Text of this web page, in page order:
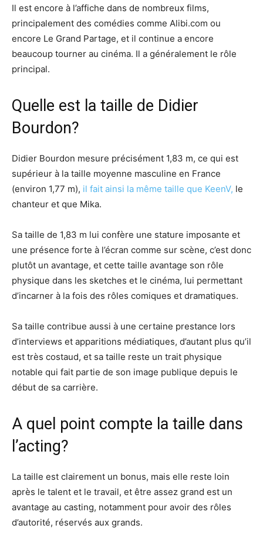
Il est encore à l’affiche dans de nombreux films,
principalement des comédies comme Alibi.com ou
encore Le Grand Partage, et il continue a encore
beaucoup tourner au cinéma. Il a généralement le rôle
principal.
Quelle est la taille de Didier
Bourdon?
Didier Bourdon mesure précisément 1,83 m, ce qui est
supérieur à la taille moyenne masculine en France
(environ 1,77 m), il fait ainsi la même taille que KeenV, le
chanteur et que Mika.
Sa taille de 1,83 m lui confère une stature imposante et
une présence forte à l’écran comme sur scène, c’est donc
plutôt un avantage, et cette taille avantage son rôle
physique dans les sketches et le cinéma, lui permettant
d’incarner à la fois des rôles comiques et dramatiques.
Sa taille contribue aussi à une certaine prestance lors
d’interviews et apparitions médiatiques, d’autant plus qu’il
est très costaud, et sa taille reste un trait physique
notable qui fait partie de son image publique depuis le
début de sa carrière.
A quel point compte la taille dans
l’acting?
La taille est clairement un bonus, mais elle reste loin
après le talent et le travail, et être assez grand est un
avantage au casting, notamment pour avoir des rôles
d’autorité, réservés aux grands.